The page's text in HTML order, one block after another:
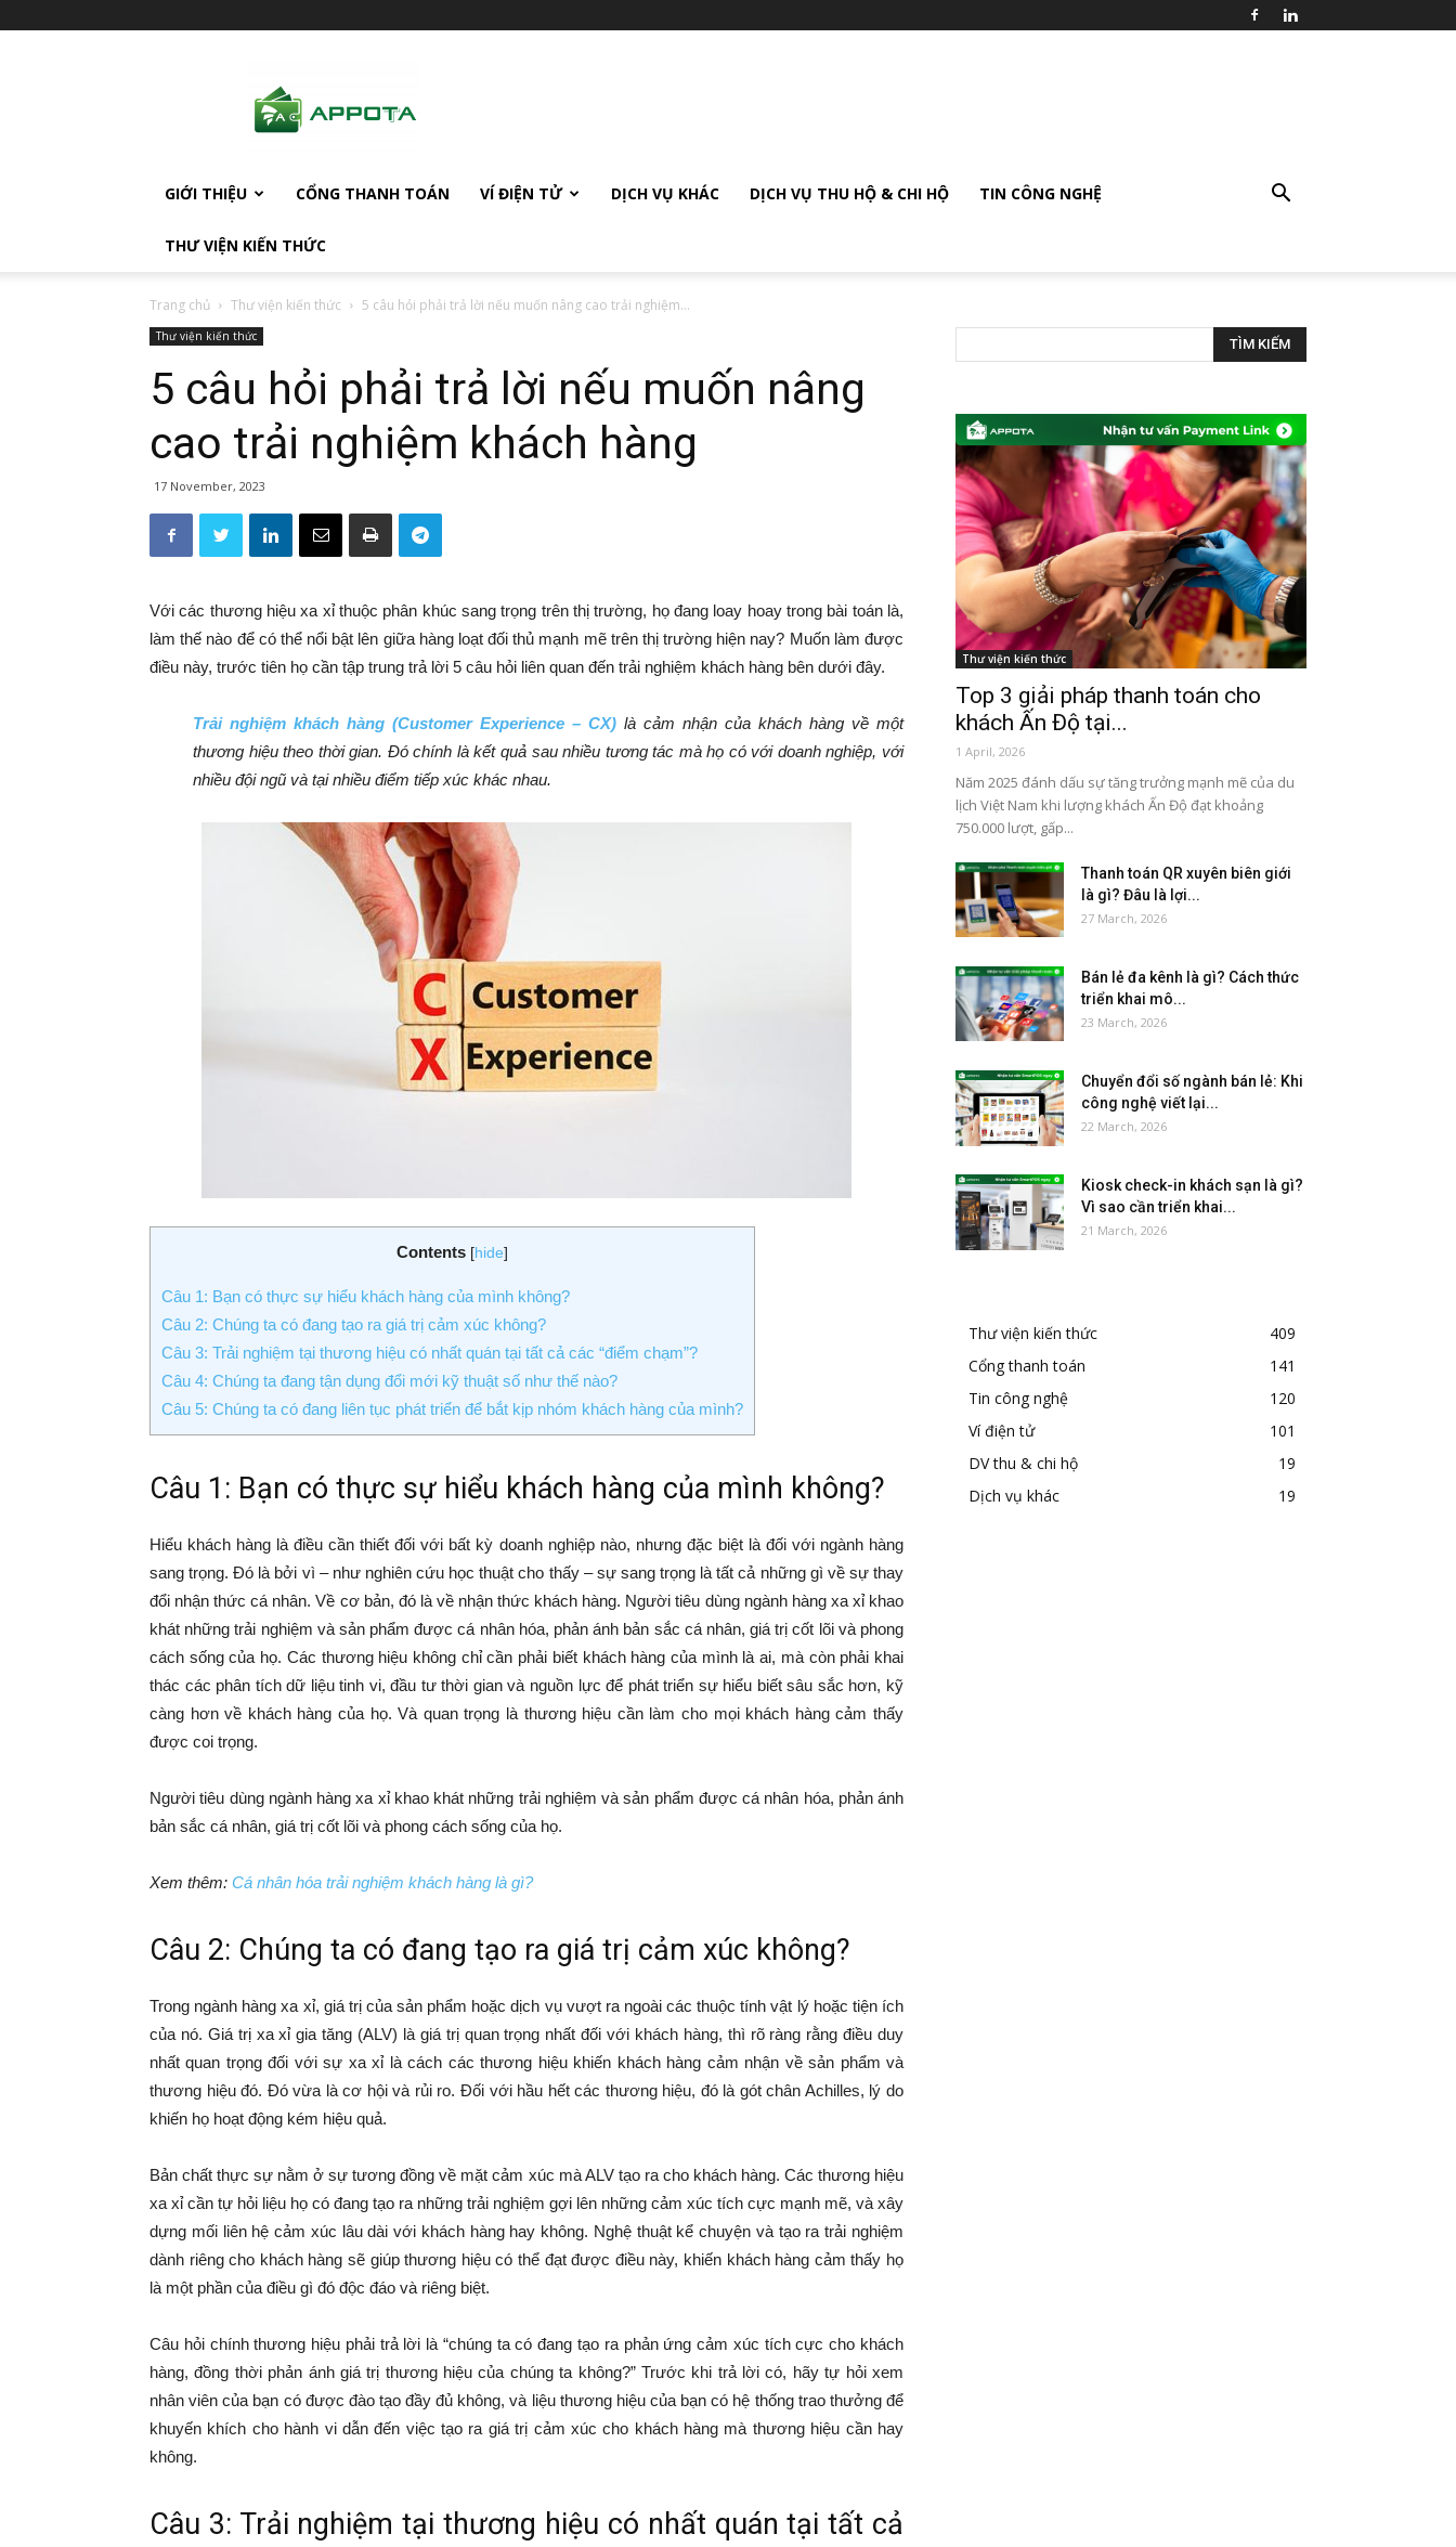
GIỚI THIỆU CỔNG THANH TOÁN VÍ ĐIỆN TỬ DỊCH VỤ KHÁC DỊCH VỤ THU HỘ & CHI HỘ TIN CÔNG NGHỆ
THƯ VIỆN KIẾN THỨC
Trang chủ Thư viện kiến thức 5 câu hỏi phải trả lời nếu muốn nâng cao trải nghiệm...
Thư viện kiến thức
5 câu hỏi phải trả lời nếu muốn nâng
cao trải nghiệm khách hàng
17 November, 2023
Với các thương hiệu xa xỉ thuộc phân khúc sang trọng trên thị trường, họ đang loay hoay trong bài toán là,
làm thế nào để có thể nổi bật lên giữa hàng loạt đối thủ mạnh mẽ trên thị trường hiện nay? Muốn làm được
điều này, trước tiên họ cần tập trung trả lời 5 câu hỏi liên quan đến trải nghiệm khách hàng bên dưới đây.
Trải nghiệm khách hàng (Customer Experience – CX) là cảm nhận của khách hàng về một
thương hiệu theo thời gian. Đó chính là kết quả sau nhiều tương tác mà họ có với doanh nghiệp, với
nhiều đội ngũ và tại nhiều điểm tiếp xúc khác nhau.
Contents [hide]
Câu 1: Bạn có thực sự hiểu khách hàng của mình không?
Câu 2: Chúng ta có đang tạo ra giá trị cảm xúc không?
Câu 3: Trải nghiệm tại thương hiệu có nhất quán tại tất cả các “điểm chạm”?
Câu 4: Chúng ta đang tận dụng đổi mới kỹ thuật số như thế nào?
Câu 5: Chúng ta có đang liên tục phát triển để bắt kịp nhóm khách hàng của mình?
Câu 1: Bạn có thực sự hiểu khách hàng của mình không?
Hiểu khách hàng là điều cần thiết đối với bất kỳ doanh nghiệp nào, nhưng đặc biệt là đối với ngành hàng
sang trọng. Đó là bởi vì – như nghiên cứu học thuật cho thấy – sự sang trọng là tất cả những gì về sự thay
đổi nhận thức cá nhân. Về cơ bản, đó là về nhận thức khách hàng. Người tiêu dùng ngành hàng xa xỉ khao
khát những trải nghiệm và sản phẩm được cá nhân hóa, phản ánh bản sắc cá nhân, giá trị cốt lõi và phong
cách sống của họ. Các thương hiệu không chỉ cần phải biết khách hàng của mình là ai, mà còn phải khai
thác các phân tích dữ liệu tinh vi, đầu tư thời gian và nguồn lực để phát triển sự hiểu biết sâu sắc hơn, kỹ
càng hơn về khách hàng của họ. Và quan trọng là thương hiệu cần làm cho mọi khách hàng cảm thấy
được coi trọng.
Người tiêu dùng ngành hàng xa xỉ khao khát những trải nghiệm và sản phẩm được cá nhân hóa, phản ánh
bản sắc cá nhân, giá trị cốt lõi và phong cách sống của họ.
Xem thêm: Cá nhân hóa trải nghiệm khách hàng là gì?
Câu 2: Chúng ta có đang tạo ra giá trị cảm xúc không?
Trong ngành hàng xa xỉ, giá trị của sản phẩm hoặc dịch vụ vượt ra ngoài các thuộc tính vật lý hoặc tiện ích
của nó. Giá trị xa xỉ gia tăng (ALV) là giá trị quan trọng nhất đối với khách hàng, thì rõ ràng rằng điều duy
nhất quan trọng đối với sự xa xỉ là cách các thương hiệu khiến khách hàng cảm nhận về sản phẩm và
thương hiệu đó. Đó vừa là cơ hội và rủi ro. Đối với hầu hết các thương hiệu, đó là gót chân Achilles, lý do
khiến họ hoạt động kém hiệu quả.
Bản chất thực sự nằm ở sự tương đồng về mặt cảm xúc mà ALV tạo ra cho khách hàng. Các thương hiệu
xa xỉ cần tự hỏi liệu họ có đang tạo ra những trải nghiệm gợi lên những cảm xúc tích cực mạnh mẽ, và xây
dựng mối liên hệ cảm xúc lâu dài với khách hàng hay không. Nghệ thuật kể chuyện và tạo ra trải nghiệm
dành riêng cho khách hàng sẽ giúp thương hiệu có thể đạt được điều này, khiến khách hàng cảm thấy họ
là một phần của điều gì đó độc đáo và riêng biệt.
Câu hỏi chính thương hiệu phải trả lời là “chúng ta có đang tạo ra phản ứng cảm xúc tích cực cho khách
hàng, đồng thời phản ánh giá trị thương hiệu của chúng ta không?” Trước khi trả lời có, hãy tự hỏi xem
nhân viên của bạn có được đào tạo đầy đủ không, và liệu thương hiệu của bạn có hệ thống trao thưởng để
khuyến khích cho hành vi dẫn đến việc tạo ra giá trị cảm xúc cho khách hàng mà thương hiệu cần hay
không.
Câu 3: Trải nghiệm tại thương hiệu có nhất quán tại tất cả
Thư viện kiến thức
Top 3 giải pháp thanh toán cho
khách Ấn Độ tại...
1 April, 2026
Năm 2025 đánh dấu sự tăng trưởng mạnh mẽ của du
lịch Việt Nam khi lượng khách Ấn Độ đạt khoảng
750.000 lượt, gấp...
Thanh toán QR xuyên biên giới
là gì? Đâu là lợi...
27 March, 2026
Bán lẻ đa kênh là gì? Cách thức
triển khai mô...
23 March, 2026
Chuyển đổi số ngành bán lẻ: Khi
công nghệ viết lại...
22 March, 2026
Kiosk check-in khách sạn là gì?
Vì sao cần triển khai...
21 March, 2026
Thư viện kiến thức
409
Cổng thanh toán
141
Tin công nghệ
120
Ví điện tử
101
DV thu & chi hộ
19
Dịch vụ khác
19